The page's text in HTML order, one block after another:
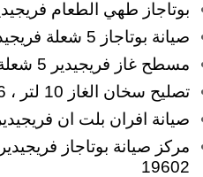
بوتاجاز طهي الطعام
صيانة بوتاجاز 5 شعلة فريجيدير
مسطح غاز فريجيدير 5 شعلة
تصليح سخان الغاز 10 لتر ، 6 لتر
صيانة افران بلت ان فريجيدير
مركز صيانة بوتاجاز
19602